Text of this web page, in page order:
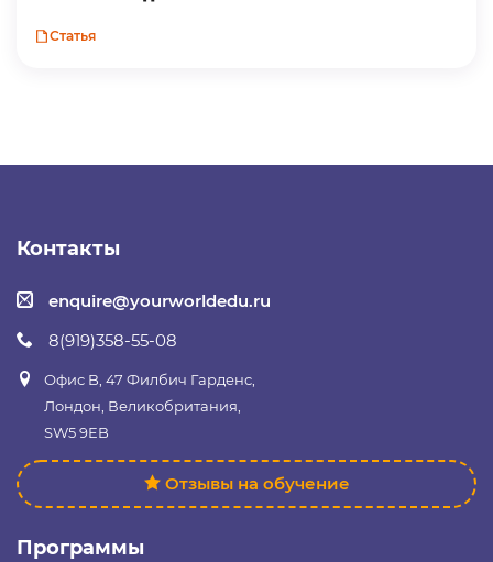
Статья
Контакты
enquire@yourworldedu.ru
8(919)358-55-08
Офис B, 47 Филбич Гарденс,
Лондон, Великобритания,
SW5 9EB
Отзывы на обучение
Программы